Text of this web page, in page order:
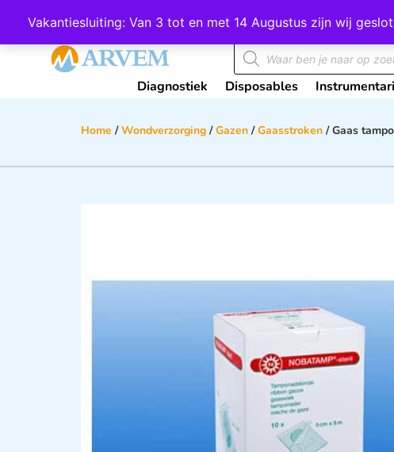
Vakantiesluiting: Van 3 tot en met 14 Augustus zijn wij
Wij scoren een 4,8 op Google
Diagnostiek Disposables
Home /Wondverzorging /Gazen /Gaasstroken / Gaas